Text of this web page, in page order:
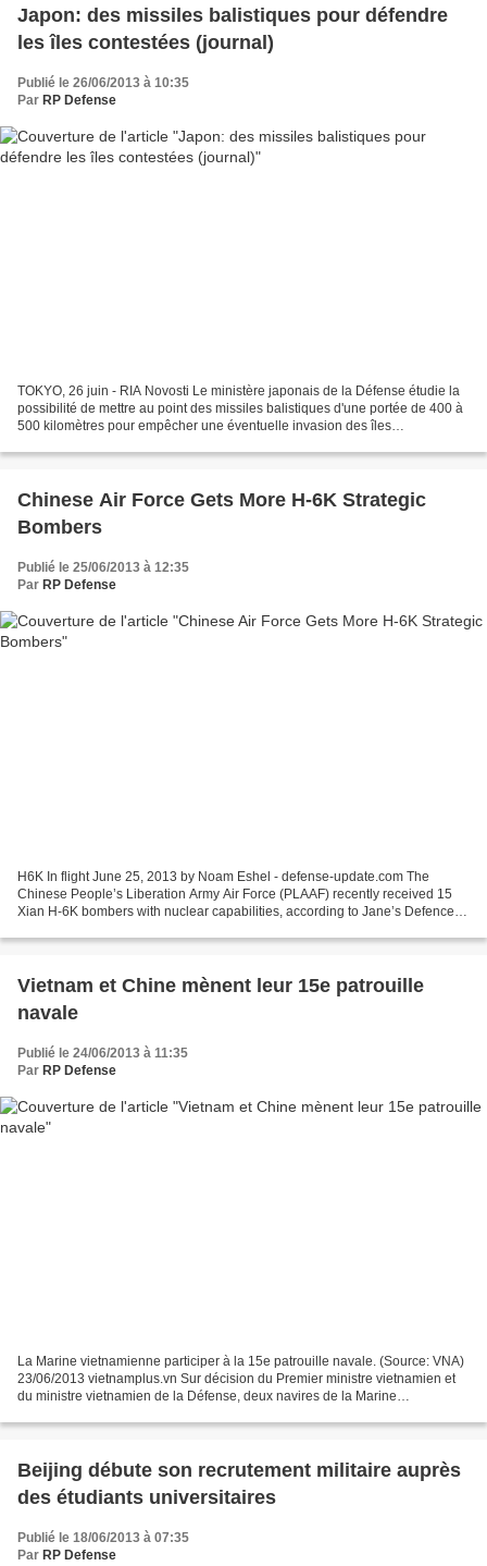
Japon: des missiles balistiques pour défendre
les îles contestées (journal)
Publié le 26/06/2013 à 10:35
Par RP Defense
TOKYO, 26 juin - RIA Novosti Le ministère japonais de la Défense étudie la
possibilité de mettre au point des missiles balistiques d'une portée de 400 à
500 kilomètres pour empêcher une éventuelle invasion des îles
Chinese Air Force Gets More H-6K Strategic
Bombers
Publié le 25/06/2013 à 12:35
Par RP Defense
H6K In flight June 25, 2013 by Noam Eshel - defense-update.com The
Chinese People’s Liberation Army Air Force (PLAAF) recently received 15
Xian H-6K bombers with nuclear capabilities, according to Jane’s Defence
Vietnam et Chine mènent leur 15e patrouille
navale
Publié le 24/06/2013 à 11:35
Par RP Defense
La Marine vietnamienne participer à la 15e patrouille navale. (Source: VNA)
23/06/2013 vietnamplus.vn Sur décision du Premier ministre vietnamien et
du ministre vietnamien de la Défense, deux navires de la Marine
Beijing débute son recrutement militaire auprès
des étudiants universitaires
Publié le 18/06/2013 à 07:35
Par RP Defense